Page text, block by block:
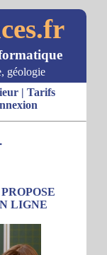
géologie
| Tarifs
LIGNE